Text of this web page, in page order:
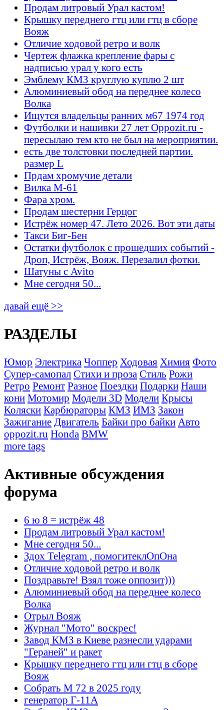
Продам литровый Урал кастом!
Крышку переднего гтц или гтц в сборе
Вояж
Отличие ходовой ретро и волк
Чертеж флажка крепление фары с
надписью урал у кого есть
Эмблему КМЗ круглую куплю 2 шт
Алюминиевый обод на переднее колесо
Волка
Ищутся владельцы ранних м67 1974 год
Футболки и нашивки 27 лет Oppozit.ru -
пересылаю тем кто не был на мероприятии.
есть две толстовки последней партии.
размер L
Прдам хромучие детали
Вилка М-61
Фара хром.
Продам шестерни Герцог
Истрёж номер 47. Лето 2026. Вот эти даты
Такси Биг-Бен
Остатки футболок с прошедших событий -
Дроп, Истрёж, Вояж. Перезалил фотки.
Шатуны с Avito
Мне сегодня 50...
давай ещё >>
РАЗДЕЛЫ
Юмор Электрика Чоппер Ходовая Химия Фото
Супер-самопал Стихи и проза Стиль Рожи
Ретро Ремонт Разное Поездки Подарки Наши
кони Мотомир Модели 3D Модели Крысы
Коляски Карбюраторы КМЗ ИМЗ Закон
Зажигание Двигатель Байки про байки Авто
oppozit.ru Honda BMW
more tags
Активные обсуждения
форума
6 ю 8 = истрёж 48
Продам литровый Урал кастом!
Мне сегодня 50...
Здох Telegram , помогитеклОпОна
Отличие ходовой ретро и волк
Поздравьте! Взял тоже оппозит)))
Алюминиевый обод на переднее колесо
Волка
Отрыл Вояж
Журнал "Мото" воскрес!
Завод КМЗ в Киеве разнесли ударами
"Гераней" и ракет
Крышку переднего гтц или гтц в сборе
Вояж
Собрать М 72 в 2025 году
генератор Г-11А